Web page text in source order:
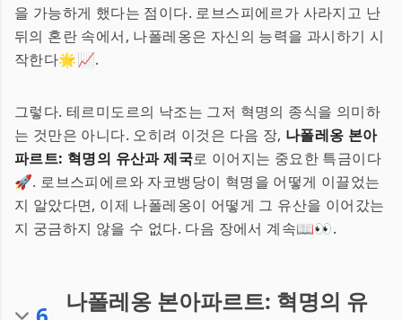
을 가능하게 했다는 점이다. 로브스피에르가 사라지고 난
뒤의 혼란 속에서, 나폴레옹은 자신의 능력을 과시하기 시
작한다🌟📈.
그렇다. 테르미도르의 낙조는 그저 혁명의 종식을 의미하
는 것만은 아니다. 오히려 이것은 다음 장, 나폴레옹 본아
파르트: 혁명의 유산과 제국로 이어지는 중요한 특금이다
🚀. 로브스피에르와 자코뱅당이 혁명을 어떻게 이끌었는
지 알았다면, 이제 나폴레옹이 어떻게 그 유산을 이어갔는
지 궁금하지 않을 수 없다. 다음 장에서 계속📖👀.
나폴레옹 본아파르트: 혁명의 유